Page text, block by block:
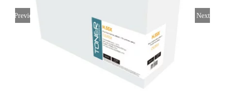
Previous Next